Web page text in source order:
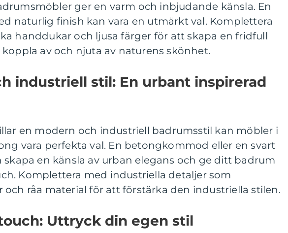
ger en varm och inbjudande känsla. En
naturlig finish kan vara en utmärkt val. Komplettera
handdukar och ljusa färger för att skapa en fridfull
av och njuta av naturens skönhet.
industriell stil: En urbant inspirerad
en modern och industriell badrumsstil kan möbler i
vara perfekta val. En betongkommod eller en svart
skapa en känsla av urban elegans och ge ditt badrum
Komplettera med industriella detaljer som
och råa material för att förstärka den industriella stilen.
Uttryck din egen stil